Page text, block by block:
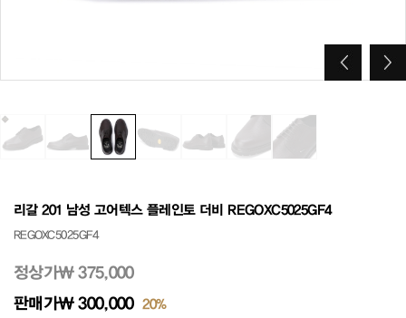
리갈 201 남성 고어텍스 플레인토 더비 REGOXC5025GF4
REGOXC5025GF4
정상가₩ 375,000
판매가₩ 300,000 20%